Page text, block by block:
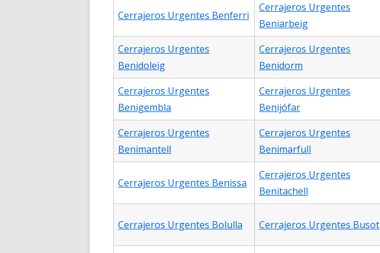
Cerrajeros Urgentes Benferri
Cerrajeros Urgentes
Beniarbeig
Cerrajeros Urgentes
Benidoleig
Cerrajeros Urgentes
Benidorm
Cerrajeros Urgentes
Benigembla
Cerrajeros Urgentes
Benijófar
Cerrajeros Urgentes
Benimantell
Cerrajeros Urgentes
Benimarfull
Cerrajeros Urgentes Benissa
Cerrajeros Urgentes
Benitachell
Cerrajeros Urgentes Bolulla Cerrajeros Urgentes Busot